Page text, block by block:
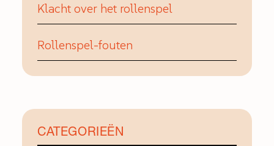
Klacht over het rollenspel
Rollenspel-fouten
CATEGORIEËN